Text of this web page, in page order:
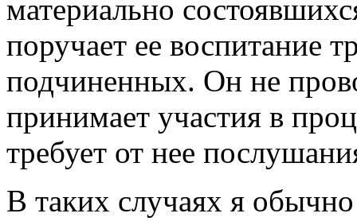
материально
поручает ее воспитание
подчиненных. Он не
принимает участия в
требует от нее
В таких случаях я